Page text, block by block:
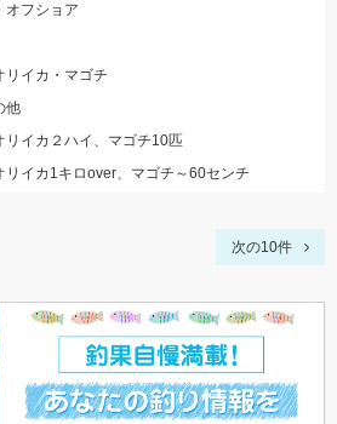
オフショア
リイカ・マゴチ
他
リイカ２ハイ、マゴチ10匹
リイカ1キロover、マゴチ～60センチ
次の10件